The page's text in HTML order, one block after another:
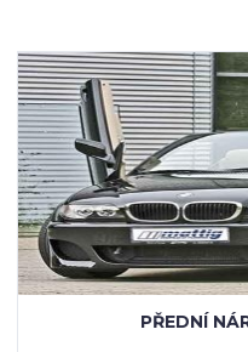
PŘEDNÍ